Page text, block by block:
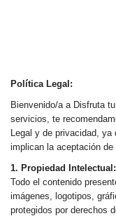
Política Legal:
Bienvenido/a a Disfruta
servicios, te
Legal y de privacidad,
implican la aceptación
1. Propiedad Intelectual:
Todo el contenido
imágenes, logotipos,
protegidos por derechos